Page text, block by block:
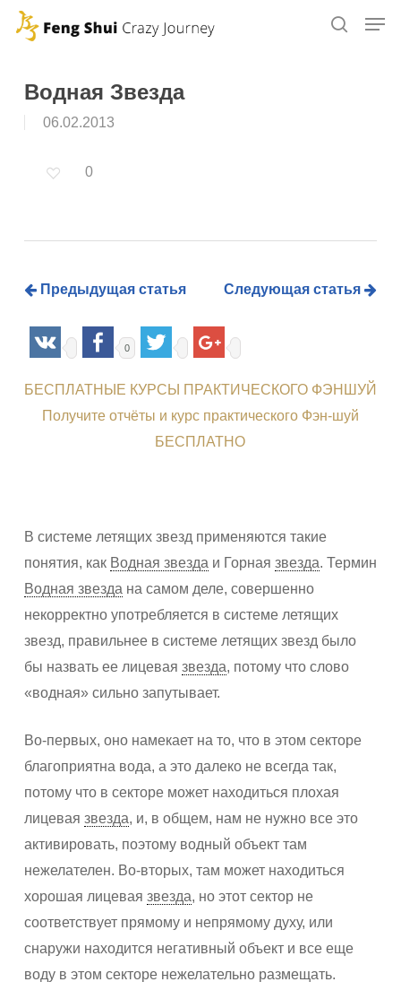
Skip
contentВодная Звезда
06.02.2013
0
Предыдущая статья Следующая статья
0
БЕСПЛАТНЫЕ КУРСЫ ПРАКТИЧЕСКОГО ФЭНШУЙ
Получите отчёты и курс практического Фэн-шуй
БЕСПЛАТНО
В системе летящих звезд применяются такие
понятия, как Водная звезда и Горная звезда. Термин
Водная звезда на самом деле, совершенно
некорректно употребляется в системе летящих
звезд, правильнее в системе летящих звезд было
бы назвать ее лицевая звезда, потому что слово
«водная» сильно запутывает.
Во-первых, оно намекает на то, что в этом секторе
благоприятна вода, а это далеко не всегда так,
потому что в секторе может находиться плохая
лицевая звезда, и, в общем, нам не нужно все это
активировать, поэтому водный объект там
нежелателен. Во-вторых, там может находиться
хорошая лицевая звезда, но этот сектор не
соответствует прямому и непрямому духу, или
снаружи находится негативный объект и все еще
воду в этом секторе нежелательно размещать.